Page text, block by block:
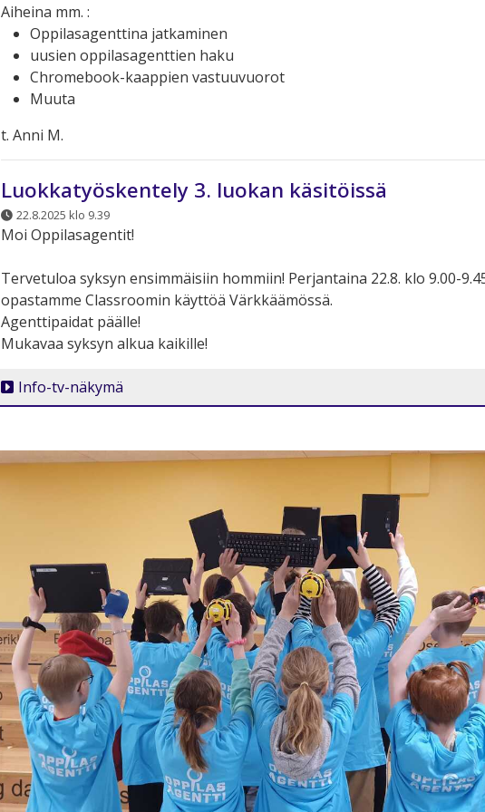
Aiheina mm. :
Oppilasagenttina jatkaminen
uusien oppilasagenttien haku
Chromebook-kaappien vastuuvuorot
Muuta
t. Anni M.
Luokkatyöskentely 3. luokan käsitöissä
22.8.2025 klo 9.39
Moi Oppilasagentit!
Tervetuloa syksyn ensimmäisiin hommiin! Perjantaina 22.8. klo 9.00-
opastamme Classroomin käyttöä Värkkäämössä.
Agenttipaidat päälle!
Mukavaa syksyn alkua kaikille!
Info-tv-näkymä